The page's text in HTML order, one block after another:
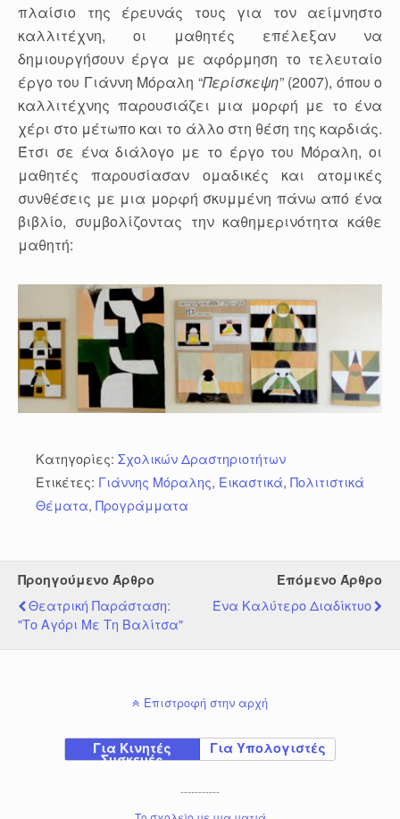
πλαίσιο της έρευνάς τους για τον αείμνηστο
καλλιτέχνη, οι μαθητές επέλεξαν να
δημιουργήσουν έργα με αφόρμηση το τελευταίο
έργο του Γιάννη Μόραλη “Περίσκεψη” (2007), όπου ο
καλλιτέχνης παρουσιάζει μια μορφή με το ένα
χέρι στο μέτωπο και το άλλο στη θέση της καρδιάς.
Έτσι σε ένα διάλογο με το έργο του Μόραλη, οι
μαθητές παρουσίασαν ομαδικές και ατομικές
συνθέσεις με μια μορφή σκυμμένη πάνω από ένα
βιβλίο, συμβολίζοντας την καθημερινότητα κάθε
μαθητή:
Κατηγορίες: Σχολικών Δραστηριοτήτων
Ετικέτες: Γιάννης Μόραλης, Εικαστικά, Πολιτιστικά
Θέματα, Προγράμματα
Προηγούμενο Άρθρο
Θεατρική Παράσταση:
"Το Αγόρι Με Τη Βαλίτσα"
Επόμενο Άρθρο
Ένα Καλύτερο Διαδίκτυο
Επιστροφή στην αρχή
Για Κινητές
Συσκευές
Για Υπολογιστές
-----------